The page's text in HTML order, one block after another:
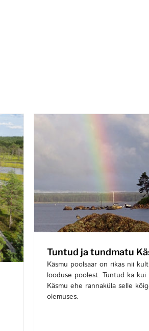
Tuntud ja tundmatu
Käsmu poolsaar on rikas nii
looduse poolest. Tuntud ka
Käsmu ehe rannaküla selle
olemuses.